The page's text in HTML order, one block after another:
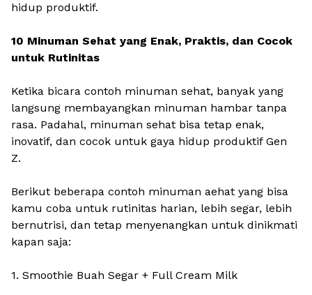
hidup produktif.
10 Minuman Sehat yang Enak, Praktis, dan Cocok
untuk Rutinitas
Ketika bicara contoh minuman sehat, banyak yang
langsung membayangkan minuman hambar tanpa
rasa. Padahal, minuman sehat bisa tetap enak,
inovatif, dan cocok untuk gaya hidup produktif Gen
Z.
Berikut beberapa contoh minuman aehat yang bisa
kamu coba untuk rutinitas harian, lebih segar, lebih
bernutrisi, dan tetap menyenangkan untuk dinikmati
kapan saja:
1. Smoothie Buah Segar + Full Cream Milk